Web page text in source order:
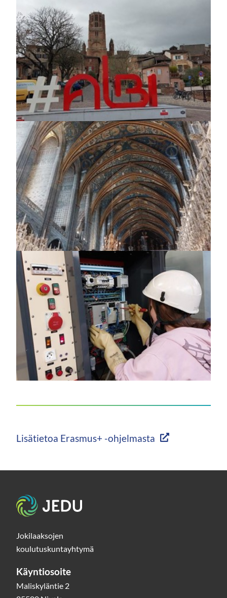
content/uploads/2025/04/Ranska_3.jpg
https://jedu.fi/wp-
content/uploads/2025/04/Ranska_7.jpg
https://jedu.fi/wp-
content/uploads/2025/04/Ranska_8.jpg
content/uploads/2025/04/Ranska_6.jpg
Lisätietoa Erasmus+ -ohjelmasta
Etusivu
Jokilaaksojen
koulutuskuntayhtymä
Käyntiosoite
Maliskyläntie 2